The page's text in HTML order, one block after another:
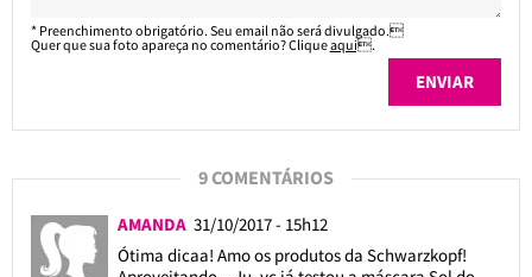
* Preenchimento obrigatório. Seu email não será divulgado.
Quer que sua foto apareça no comentário? Cliqueaqui.
9 COMENTÁRIOS
AMANDA 31/10/2017 - 15h12
Ótima dicaa! Amo os produtos da Schwarzkopf!